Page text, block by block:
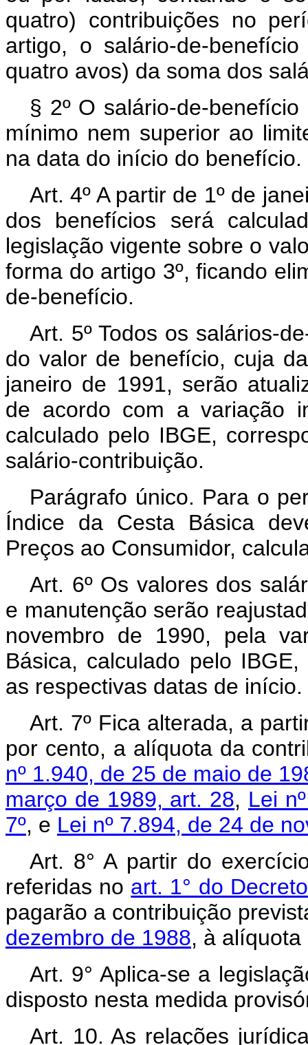
quatro) contribuições no
artigo, o salário-de-
quatro avos) da soma dos
§ 2º O salário-de-
mínimo nem superior ao
na data do início do benefício.
Art. 4º A partir de 1º de
dos benefícios será
legislação vigente sobre o
forma do artigo 3º, ficando
de-benefício.
Art. 5º Todos os salários-
do valor de benefício, cuja
janeiro de 1991, serão
de acordo com a variação
calculado pelo IBGE,
salário-contribuição.
Parágrafo único. Para o
Índice da Cesta Básica
Preços ao Consumidor,
Art. 6º Os valores dos
e manutenção serão
novembro de 1990, pela
Básica, calculado pelo
as respectivas datas de início.
Art. 7º Fica alterada, a
por cento, a alíquota da
nº 1.940, de 25 de maio de
março de 1989, art. 28, Lei
7º, e Lei nº 7.894, de 24 de
Art. 8° A partir do
referidas no art. 1° do
pagarão a contribuição
dezembro de 1988, à
Art. 9° Aplica-se a
disposto nesta medida
Art. 10. As relações